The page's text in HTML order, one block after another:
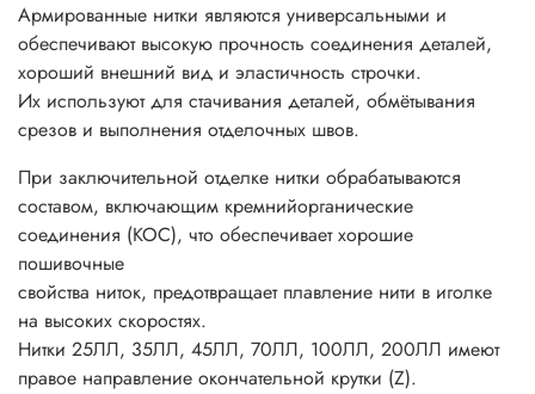
Армированные нитки являются универсальными и
обеспечивают высокую прочность соединения деталей,
хороший внешний вид и эластичность строчки.
Их используют для стачивания деталей, обмётывания
срезов и выполнения отделочных швов.
При заключительной отделке нитки обрабатываются
составом, включающим кремнийорганические
соединения (КОС), что обеспечивает хорошие
пошивочные
свойства ниток, предотвращает плавление нити в иголке
на высоких скоростях.
Нитки 25ЛЛ, 35ЛЛ, 45ЛЛ, 70ЛЛ, 100ЛЛ, 200ЛЛ имеют
правое направление окончательной крутки (Z).